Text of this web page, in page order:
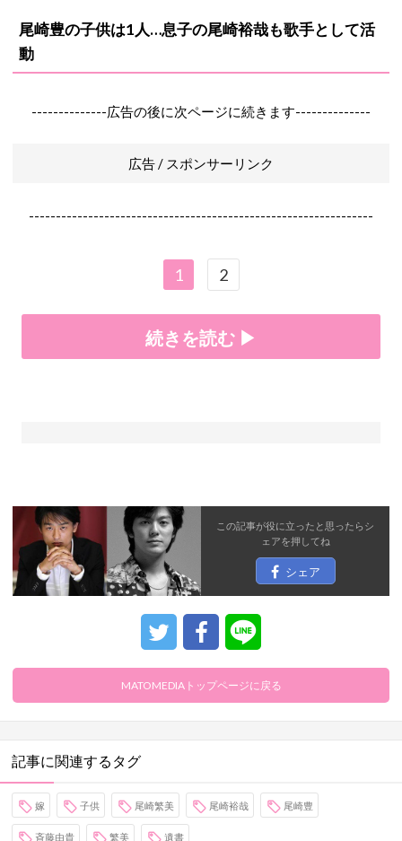
尾崎豊の子供は1人…息子の尾崎裕哉も歌手として活
動
--------------広告の後に次ページに続きます--------------
広告 / スポンサーリンク
----------------------------------------------------------------
1 2
続きを読む ▶
この記事が役に立ったと思ったらシ
ェアを押してね
シェア
MATOMEDIAトップページに戻る
記事に関連するタグ
嫁 子供 尾崎繁美 尾崎裕哉 尾崎豊
斉藤由貴 繁美 遺書